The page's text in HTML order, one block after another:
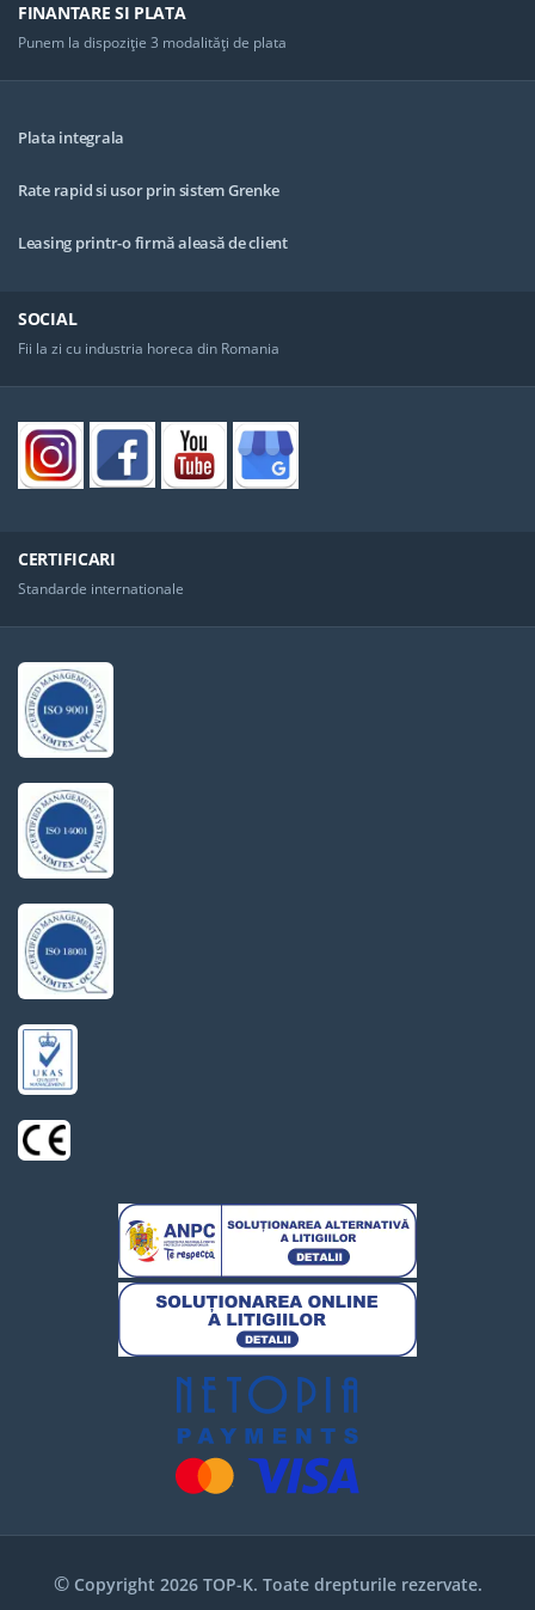
FINANTARE SI PLATA
Punem la dispoziţie 3 modalităţi de plata
Plata integrala
Rate rapid si usor prin sistem Grenke
Leasing printr-o firmă aleasă de client
SOCIAL
Fii la zi cu industria horeca din Romania
CERTIFICARI
Standarde internationale
© Copyright 2026 TOP-K. Toate drepturile rezervate.